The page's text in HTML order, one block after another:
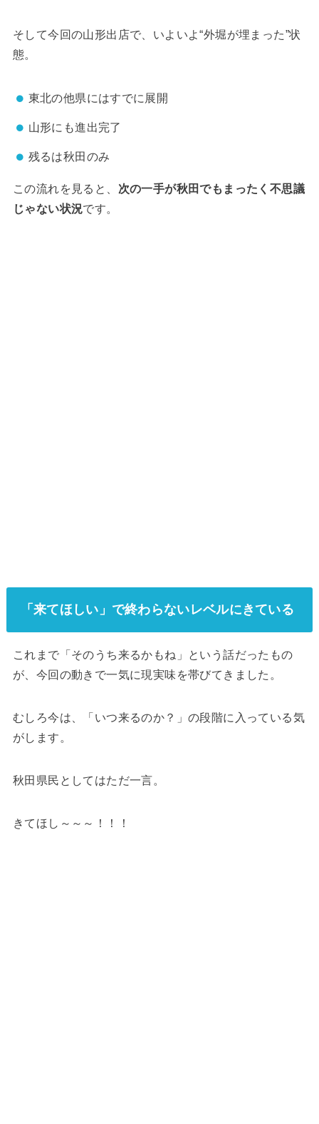
そして今回の山形出店で、いよいよ“外堀が埋まった”状
態。
東北の他県にはすでに展開
山形にも進出完了
残るは秋田のみ
この流れを見ると、 次の一手が秋田でもまったく不思議
じゃない状況です。
「来てほしい」で終わらないレベルにきている
これまで「そのうち来るかもね」という話だったもの
が、今回の動きで一気に現実味を帯びてきました。
むしろ今は、「いつ来るのか？」の段階に入っている気
がします。
秋田県民としてはただ一言。
きてほし～～～！！！